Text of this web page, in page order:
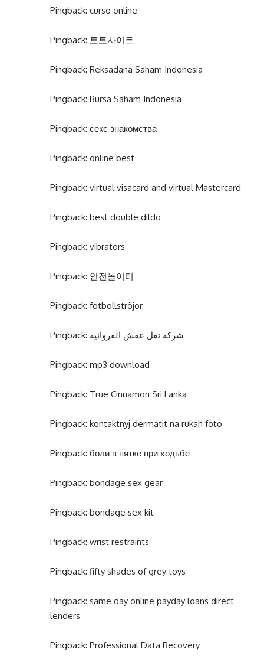
Pingback: curso online
Pingback: 토토사이트
Pingback: Reksadana Saham Indonesia
Pingback: Bursa Saham Indonesia
Pingback: секс знакомства
Pingback: online best
Pingback: virtual visacard and virtual Mastercard
Pingback: best double dildo
Pingback: vibrators
Pingback: 안전놀이터
Pingback: fotbollströjor
Pingback: شركة نقل عفش الفروانية
Pingback: mp3 download
Pingback: True Cinnamon Sri Lanka
Pingback: kontaktnyj dermatit na rukah foto
Pingback: боли в пятке при ходьбе
Pingback: bondage sex gear
Pingback: bondage sex kit
Pingback: wrist restraints
Pingback: fifty shades of grey toys
Pingback: same day online payday loans direct
lenders
Pingback: Professional Data Recovery